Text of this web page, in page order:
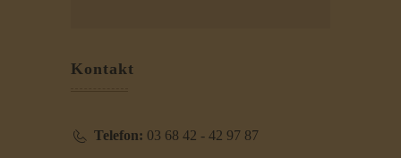
Kontakt
Telefon: 03 68 42 - 42 97 87